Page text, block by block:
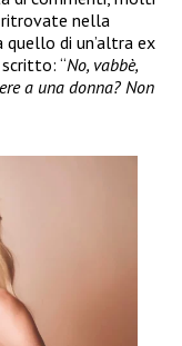
ritrovate nella
quello di un’altra ex
scritto: “No, vabbè,
a una donna? Non